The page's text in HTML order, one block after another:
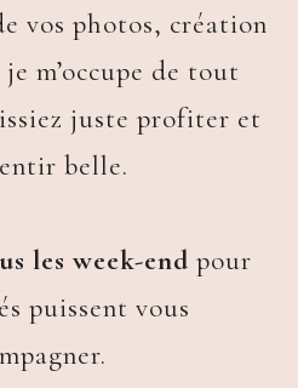
vos photos, création
m’occupe de tout
juste profiter et
belle.
les week-end pour
puissent vous